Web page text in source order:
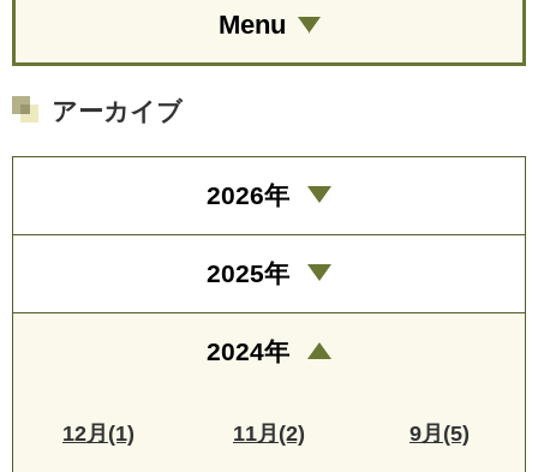
Menu
アーカイブ
2026年
2025年
2024年
12月(1) 11月(2) 9月(5)